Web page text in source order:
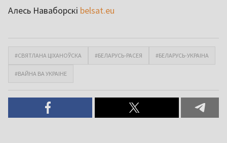
Алесь Наваборскі belsat.eu
#СВЯТЛАНА ЦІХАНОЎСКА #БЕЛАРУСЬ-РАСЕЯ #БЕЛАРУСЬ-УКРАІНА
#ВАЙНА ВА УКРАІНЕ